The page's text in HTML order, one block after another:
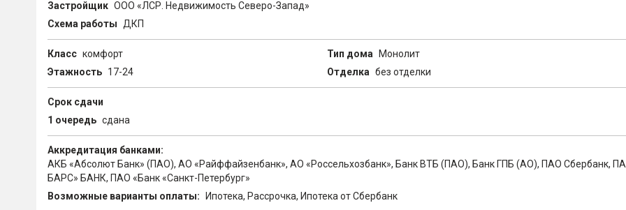
Застройщик ООО «ЛСР. Недвижимость Северо-Запад»
Схема работы
ДКП
Класс комфорт Тип дома
Монолит
Этажность 17-24 Отделка без отделки
Срок сдачи
1 очередь сдана
Аккредитация банками:
АКБ «Абсолют Банк» (ПАО), АО «Райффайзенбанк», АО «Россельхозбанк», Банк ВТБ (ПАО), Банк ГПБ (АО), ПАО Сбербанк,
БАРС» БАНК, ПАО «Банк «Санкт-Петербург»
Возможные варианты оплаты:
Ипотека, Рассрочка, Ипотека от Сбербанк